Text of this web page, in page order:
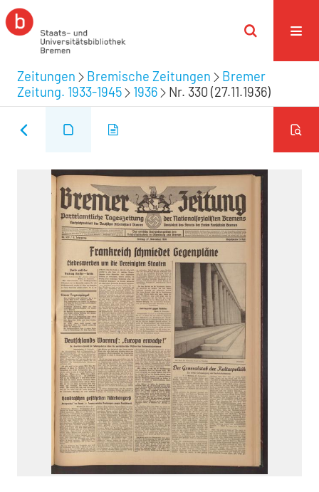
Zeitungen Bremische Zeitungen
Bremer
Zeitung. 1933-1945
1936 Nr. 330 (27.11.1936)